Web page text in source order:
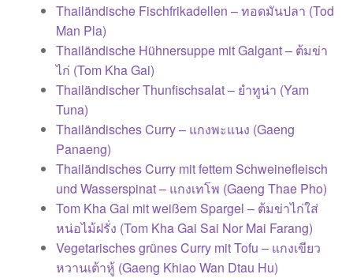
Thailändische Fischfrikadellen – ทอดมันปลา (Tod
Man Pla)
Thailändische Hühnersuppe mit Galgant – ต้มข่า
ไก่ (Tom Kha Gai)
Thailändischer Thunfischsalat – ยำทูน่า (Yam
Tuna)
Thailändisches Curry – แกงพะแนง (Gaeng
Panaeng)
Thailändisches Curry mit fettem Schweinefleisch
und Wasserspinat – แกงเทโพ (Gaeng Thae Pho)
Tom Kha Gai mit weißem Spargel – ต้มข่าไก่ใส่
หน่อไม้ฝรั่ง (Tom Kha Gai Sai Nor Mai Farang)
Vegetarisches grünes Curry mit Tofu – แกงเขียว
หวานเต้าหู้ (Gaeng Khiao Wan Dtau Hu)